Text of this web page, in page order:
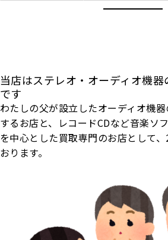
当店はステレオ・オーディオ機
です
わたしの父が設立したオーディオ機
するお店と、レコードCDなど音楽ソ
を中心とした買取専門のお店として
おります。